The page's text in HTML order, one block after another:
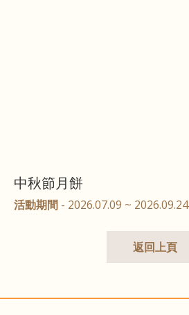
中秋節月餅
活動期間 - 2026.07.09 ~ 2026.09.24
返回上頁